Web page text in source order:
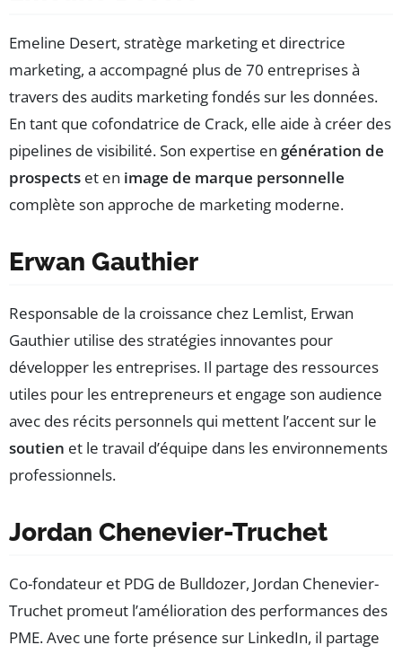
Emeline Desert, stratège marketing et directrice
marketing, a accompagné plus de 70 entreprises à
travers des audits marketing fondés sur les données.
En tant que cofondatrice de Crack, elle aide à créer des
pipelines de visibilité. Son expertise en génération de
prospects et en image de marque personnelle
complète son approche de marketing moderne.
Erwan Gauthier
Responsable de la croissance chez Lemlist, Erwan
Gauthier utilise des stratégies innovantes pour
développer les entreprises. Il partage des ressources
utiles pour les entrepreneurs et engage son audience
avec des récits personnels qui mettent l’accent sur le
soutien et le travail d’équipe dans les environnements
professionnels.
Jordan Chenevier-Truchet
Co-fondateur et PDG de Bulldozer, Jordan Chenevier-
Truchet promeut l’amélioration des performances des
PME. Avec une forte présence sur LinkedIn, il partage